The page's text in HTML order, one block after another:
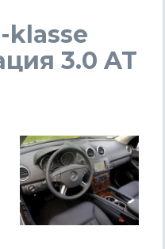
klasse
3.0 AT